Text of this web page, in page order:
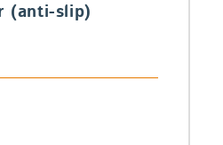
(anti-slip)